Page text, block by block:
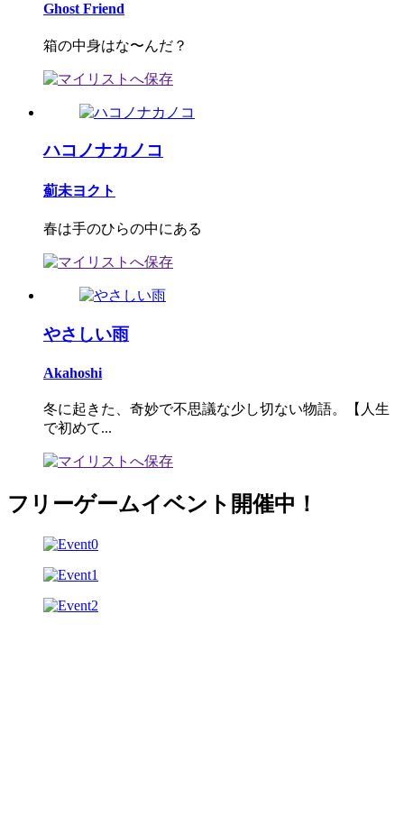
Ghost Friend
箱の中身はな〜んだ？
ハコノナカノコ
薊未ヨクト
春は手のひらの中にある
やさしい雨
Akahoshi
冬に起きた、奇妙で不思議な少し切ない物語。【人生
で初めて...
フリーゲームイベント開催中！